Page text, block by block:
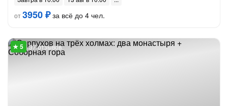
от3950 ₽за всё до 4 чел.
37 отзывов